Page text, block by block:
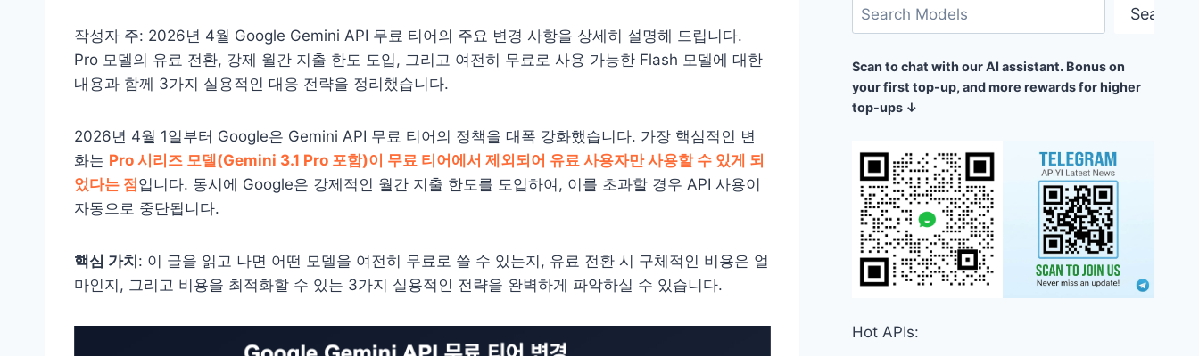
작성자 주: 2026년 4월 Google Gemini API 무료 티어의 주요 변경 사항을 상세히 설명해 드립니다.
Pro 모델의 유료 전환, 강제 월간 지출 한도 도입, 그리고 여전히 무료로 사용 가능한 Flash 모델에 대한
내용과 함께 3가지 실용적인 대응 전략을 정리했습니다.
2026년 4월 1일부터 Google은 Gemini API 무료 티어의 정책을 대폭 강화했습니다. 가장 핵심적인 변
화는 Pro 시리즈 모델(Gemini 3.1 Pro 포함)이 무료 티어에서 제외되어 유료 사용자만 사용할 수 있게 되
었다는 점 입니다. 동시에 Google은 강제적인 월간 지출 한도를 도입하여, 이를 초과할 경우 API 사용이
자동으로 중단됩니다.
핵심 가치 : 이 글을 읽고 나면 어떤 모델을 여전히 무료로 쓸 수 있는지, 유료 전환 시 구체적인 비용은 얼
마인지, 그리고 비용을 최적화할 수 있는 3가지 실용적인 전략을 완벽하게 파악하실 수 있습니다.
검
색
Search
Scan to chat with our AI assistant. Bonus on
your first top-up, and more rewards for higher
top-ups ↓
Hot APIs: